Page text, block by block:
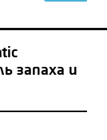
запаха и